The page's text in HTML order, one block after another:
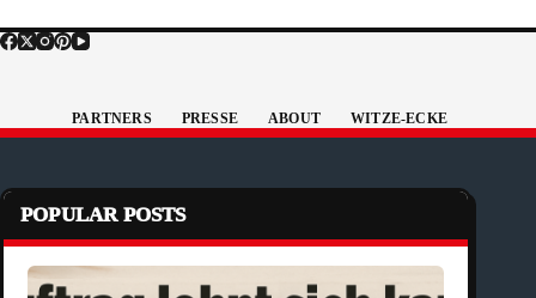
PARTNERS PRESSE ABOUT WITZE-ECKE
POPULAR POSTS